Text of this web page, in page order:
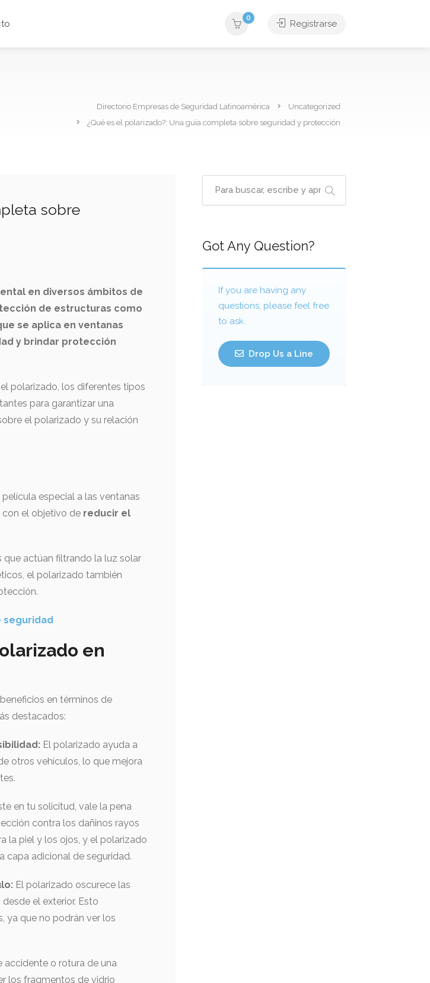
0
Registrarse
Directorio Empresas de Seguridad Latinoamérica
Uncategorized
¿Qué es el polarizado?: Una guía completa sobre seguridad y protección
sobre
en diversos ámbitos de
de estructuras como
se aplica en ventanas
y brindar protección
polarizado, los diferentes tipos
para garantizar una
el polarizado y su relación
especial a las ventanas
el objetivo de reducir el
actúan filtrando la luz solar
el polarizado también
seguridad
en
en términos de
destacados:
El polarizado ayuda a
otros vehículos, lo que mejora
en tu solicitud, vale la pena
contra los dañinos rayos
la piel y los ojos, y el polarizado
capa adicional de seguridad.
El polarizado oscurece las
el exterior. Esto
ya que no podrán ver los
accidente o rotura de una
los fragmentos de vidrio
Got Any Question?
If you are having any
questions, please feel free
to ask.
Drop Us a Line